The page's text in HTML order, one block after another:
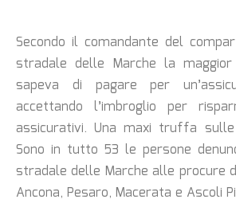
Secondo il comandante del
stradale delle Marche la
sapeva di pagare per
accettando l’imbroglio per
assicurativi. Una maxi truffa
Sono in tutto 53 le persone
stradale delle Marche alle procure
Ancona, Pesaro, Macerata e Ascoli